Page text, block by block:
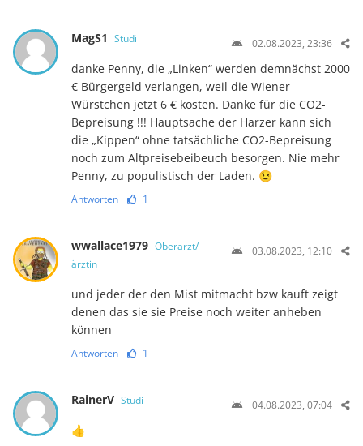
MagS1 Studi 02.08.2023, 23:36
danke Penny, die „Linken“ werden demnächst 2000
€ Bürgergeld verlangen, weil die Wiener
Würstchen jetzt 6 € kosten. Danke für die CO2-
Bepreisung !!! Hauptsache der Harzer kann sich
die „Kippen“ ohne tatsächliche CO2-Bepreisung
noch zum Altpreisebeibeuch besorgen. Nie mehr
Penny, zu populistisch der Laden. 😉
Antworten 1
wwallace1979 Oberarzt/-
ärztin
03.08.2023, 12:10
und jeder der den Mist mitmacht bzw kauft zeigt
denen das sie sie Preise noch weiter anheben
können
Antworten 1
RainerV Studi 04.08.2023, 07:04
👍